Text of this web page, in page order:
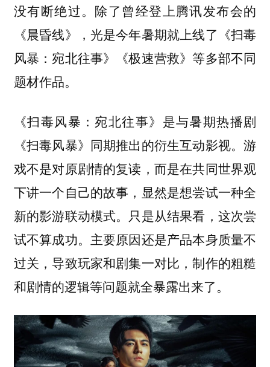
没有断绝过。除了曾经登上腾讯发布会的
《晨昏线》，光是今年暑期就上线了《扫毒
风暴：宛北往事》《极速营救》等多部不同
题材作品。
《扫毒风暴：宛北往事》是与暑期热播剧
《扫毒风暴》同期推出的衍生互动影视。游
戏不是对原剧情的复读，而是在共同世界观
下讲一个自己的故事，显然是想尝试一种全
新的影游联动模式。只是从结果看，这次尝
试不算成功。主要原因还是产品本身质量不
过关，导致玩家和剧集一对比，制作的粗糙
和剧情的逻辑等问题就全暴露出来了。